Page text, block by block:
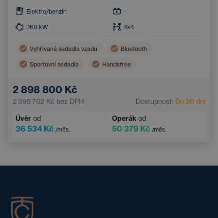
Elektro/benzín -
360 kW 4x4
Vyhřívaná sedadla vzadu Bluetooth
Sportovní sedadla Handsfree
2 898 800 Kč
2 395 702 Kč bez DPH Dostupnost: Do 20 dní
Úvěr od
36 534 Kč /měs.
Operák od
50 379 Kč /měs.